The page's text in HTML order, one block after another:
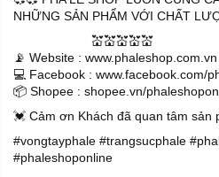
NHỮNG SẢN PHẨM VỚI CHẤT
💒💒💒💒💒
📡 Website : www.phaleshop.com.vn
💻 Facebook : www.facebook.com/
📦 Shopee : shopee.vn/
💓 Cảm ơn Khách đã quan tâm sản
#vongtayphale #trangsucphale
#phaleshoponline